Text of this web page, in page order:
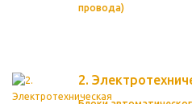
провода)
2.